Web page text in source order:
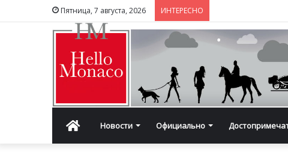
Пятница, 7 августа, 2026 ИНТЕРЕСНО
ГлавнаяНовости Официально